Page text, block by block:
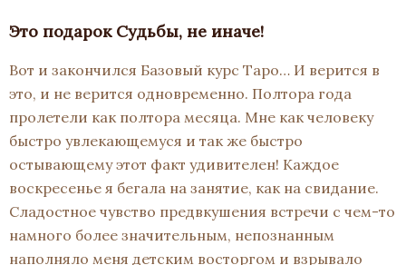
Это подарок Судьбы, не иначе!
Вот и закончился Базовый курс Таро… И верится в
это, и не верится одновременно. Полтора года
пролетели как полтора месяца. Мне как человеку
быстро увлекающемуся и так же быстро
остывающему этот факт удивителен! Каждое
воскресенье я бегала на занятие, как на свидание.
Сладостное чувство предвкушения встречи с чем-то
намного более значительным, непознанным
наполняло меня детским восторгом и взрывало